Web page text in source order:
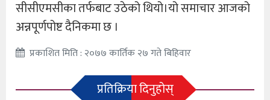
सीसीएमसीका तर्फबाट उठेको थियो।यो समाचार आजको
अन्नपूर्णपोष्ट दैनिकमा छ ।
प्रकाशित मिति : २०७७ कार्तिक २७ गते बिहिवार
प्रतिक्रिया दिनुहोस्